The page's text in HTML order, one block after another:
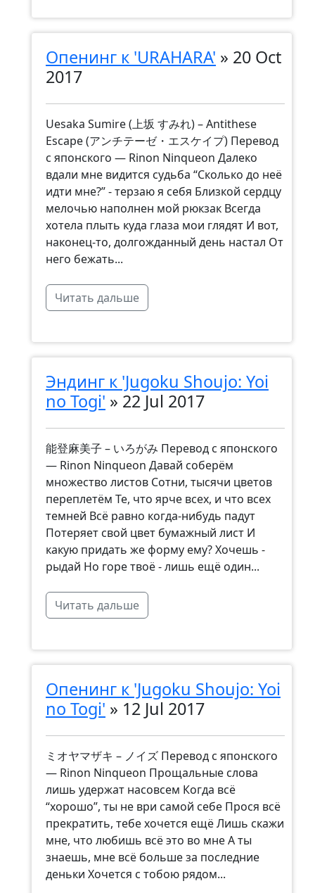
Опенинг к 'URAHARA' » 20 Oct
2017
Uesaka Sumire (上坂 すみれ) – Antithese
Escape (アンチテーゼ・エスケイプ) Перевод
с японского — Rinon Ninqueon Далеко
вдали мне видится судьба “Сколько до неё
идти мне?” - терзаю я себя Близкой сердцу
мелочью наполнен мой рюкзак Всегда
хотела плыть куда глаза мои глядят И вот,
наконец-то, долгожданный день настал От
него бежать...
Читать дальше
Эндинг к 'Jugoku Shoujo: Yoi
no Togi' » 22 Jul 2017
能登麻美子 – いろがみ Перевод с японского
— Rinon Ninqueon Давай соберём
множество листов Сотни, тысячи цветов
переплетём Те, что ярче всех, и что всех
темней Всё равно когда-нибудь падут
Потеряет свой цвет бумажный лист И
какую придать же форму ему? Хочешь -
рыдай Но горе твоё - лишь ещё один...
Читать дальше
Опенинг к 'Jugoku Shoujo: Yoi
no Togi' » 12 Jul 2017
ミオヤマザキ – ノイズ Перевод с японского
— Rinon Ninqueon Прощальные слова
лишь удержат насовсем Когда всё
“хорошо”, ты не ври самой себе Прося всё
прекратить, тебе хочется ещё Лишь скажи
мне, что любишь всё это во мне А ты
знаешь, мне всё больше за последние
деньки Хочется с тобою рядом...